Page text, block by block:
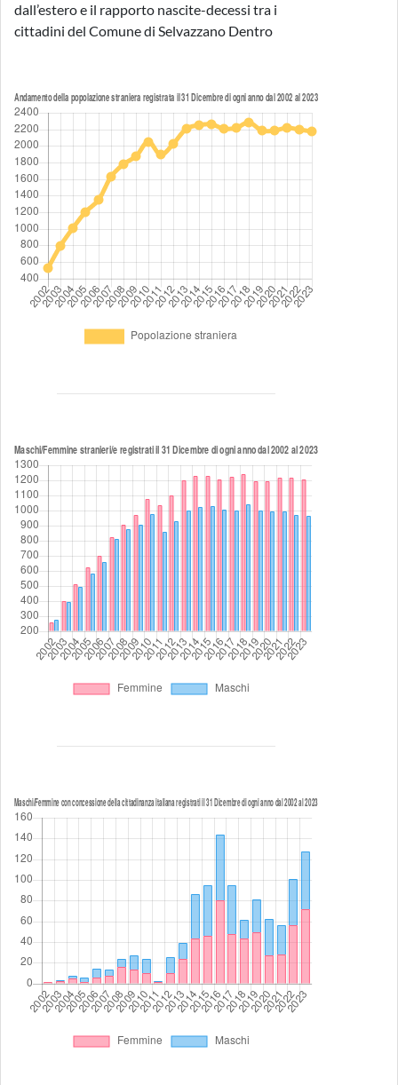
dall’estero e il rapporto nascite-decessi tra i
cittadini del Comune di Selvazzano Dentro